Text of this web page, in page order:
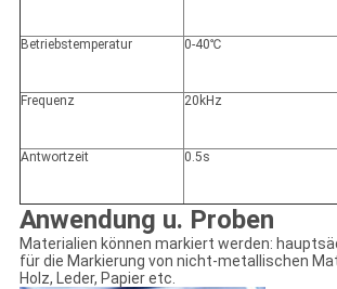
Betriebstemperatur 0-40℃
Frequenz 20kHz
Antwortzeit 0.5s
Anwendung u. Proben
Materialien können markiert werden:
für die Markierung von nicht-metallischen
Holz, Leder, Papier etc.